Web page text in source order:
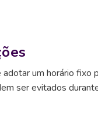
um horário fixo
ser evitados